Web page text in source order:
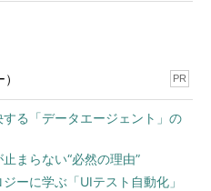
PR
る「データエージェント」の
まらない“必然の理由”
ーに学ぶ「UIテスト自動化」